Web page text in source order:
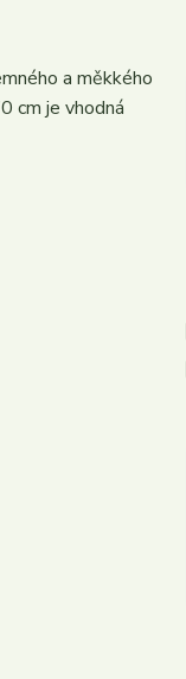
a měkkého
cm je vhodná